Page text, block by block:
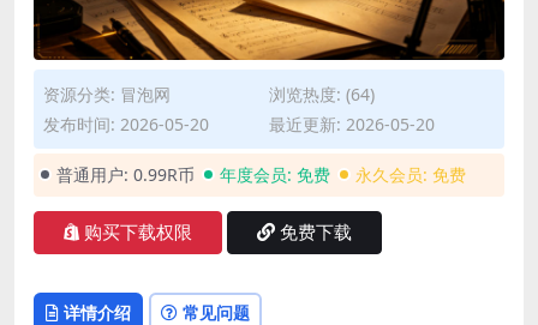
资源分类: 冒泡网
浏览热度: (64)
发布时间: 2026-05-20
最近更新: 2026-05-20
普通用户: 0.99R币 年度会员: 免费 永久会员: 免费
购买下载权限 免费下载
详情介绍 常见问题